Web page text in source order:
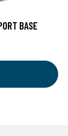
BASE